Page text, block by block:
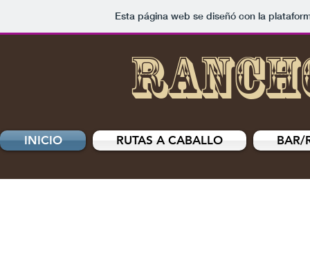
Esta página web se diseñó con la
INICIO RUTAS A CABALLO BAR/